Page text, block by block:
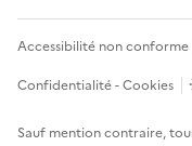
Accessibilité non conforme
Confidentialité - Cookies
Sauf mention contraire,